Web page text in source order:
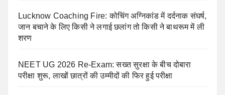
Lucknow Coaching Fire: कोचिंग अग्निकांड में दर्दनाक संघर्ष,
जान बचाने के लिए किसी ने लगाई छलांग तो किसी ने बाथरूम में ली
शरण
NEET UG 2026 Re-Exam: सख्त सुरक्षा के बीच दोबारा
परीक्षा शुरू, लाखों छात्रों की उम्मीदों की फिर हुई परीक्षा